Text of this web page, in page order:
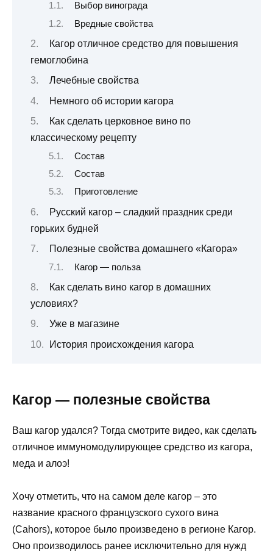
Выбор винограда
Вредные свойства
Кагор отличное средство для повышения
гемоглобина
Лечебные свойства
Немного об истории кагора
Как сделать церковное вино по
классическому рецепту
Состав
Состав
Приготовление
Русский кагор – сладкий праздник среди
горьких будней
Полезные свойства домашнего «Кагора»
Кагор — польза
Как сделать вино кагор в домашних
условиях?
Уже в магазине
История происхождения кагора
Кагор — полезные свойства
Ваш кагор удался? Тогда смотрите видео, как сделать
отличное иммуномодулирующее средство из кагора,
меда и алоэ!
Хочу отметить, что на самом деле кагор – это
название красного французского сухого вина
(Cahors), которое было произведено в регионе Кагор.
Оно производилось ранее исключительно для нужд